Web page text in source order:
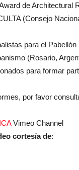
de
(Consejo
para el
(Rosario,
para formar
por favor
Vimeo Channel
cortesía de: